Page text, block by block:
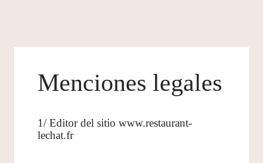
Menciones legales
1/ Editor del sitio www.restaurant-
lechat.fr